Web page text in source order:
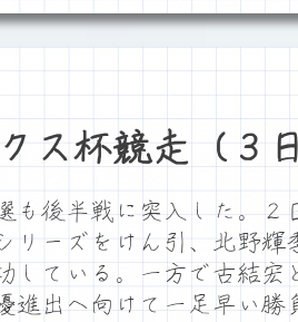
ス杯競走（３
後半戦に突入した。２
リーズをけん引、北野輝
している。一方で古結宏
進出へ向けて一足早い勝